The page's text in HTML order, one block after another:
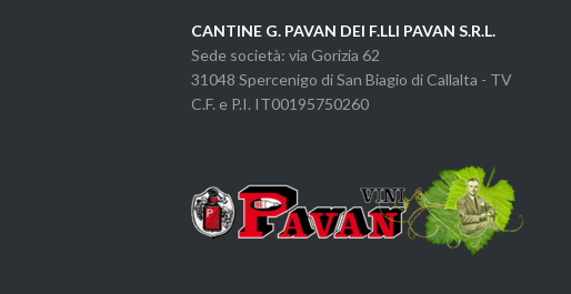
CANTINE G. PAVAN DEI F.LLI PAVAN S.R.L.
Sede società: via Gorizia 62
31048 Spercenigo di San Biagio di Callalta - TV
C.F. e P.I. IT00195750260